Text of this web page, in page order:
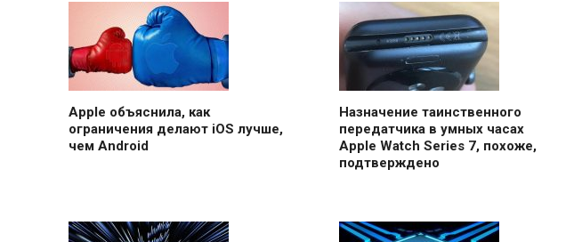
Apple объяснила, как
ограничения делают iOS лучше,
чем Android
Назначение таинственного
передатчика в умных часах
Apple Watch Series 7, похоже,
подтверждено